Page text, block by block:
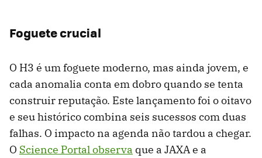
Foguete crucial
O H3 é um foguete moderno, mas ainda jovem, e
cada anomalia conta em dobro quando se tenta
construir reputação. Este lançamento foi o oitavo
e seu histórico combina seis sucessos com duas
falhas. O impacto na agenda não tardou a chegar.
O Science Portal observa que a JAXA e a